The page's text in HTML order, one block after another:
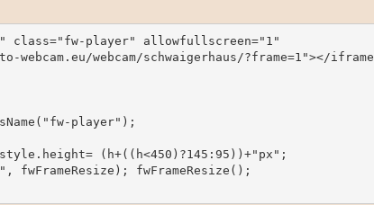
class="fw-player" allowfullscreen="1"
webcam/schwaigerhaus/?frame=1"></
player");
(h+((h<450)?145:95))+"px";
fwFrameResize); fwFrameResize();